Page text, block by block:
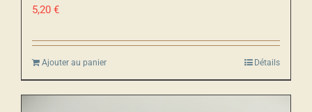
5,20 €
Ajouter au panier Détails